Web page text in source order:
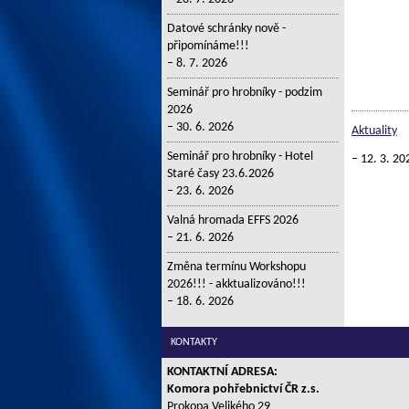
Aktuality
12. 3.
Datové schránky nově -
připomínáme!!!
8. 7. 2026
Seminář pro hrobníky - podzim
2026
30. 6. 2026
Seminář pro hrobníky - Hotel
Staré časy 23.6.2026
23. 6. 2026
Valná hromada EFFS 2026
21. 6. 2026
Změna termínu Workshopu
2026!!! - akktualizováno!!!
18. 6. 2026
KONTAKTY
KONTAKTNÍ ADRESA:
Komora pohřebnictví ČR z.s.